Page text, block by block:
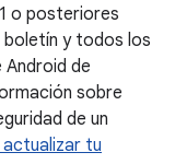
o posteriores
y todos los
de
sobre
de un
tu